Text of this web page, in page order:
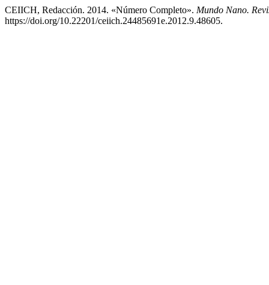
CEIICH, Redacción. 2014. «Número Completo». Mundo Nano.
https://doi.org/10.22201/ceiich.24485691e.2012.9.48605.